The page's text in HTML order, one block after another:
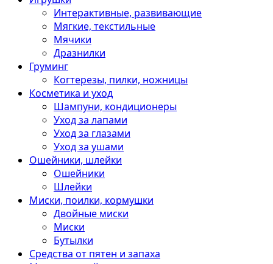
Интерактивные, развивающие
Мягкие, текстильные
Мячики
Дразнилки
Груминг
Когтерезы, пилки, ножницы
Косметика и уход
Шампуни, кондиционеры
Уход за лапами
Уход за глазами
Уход за ушами
Ошейники, шлейки
Ошейники
Шлейки
Миски, поилки, кормушки
Двойные миски
Миски
Бутылки
Средства от пятен и запаха